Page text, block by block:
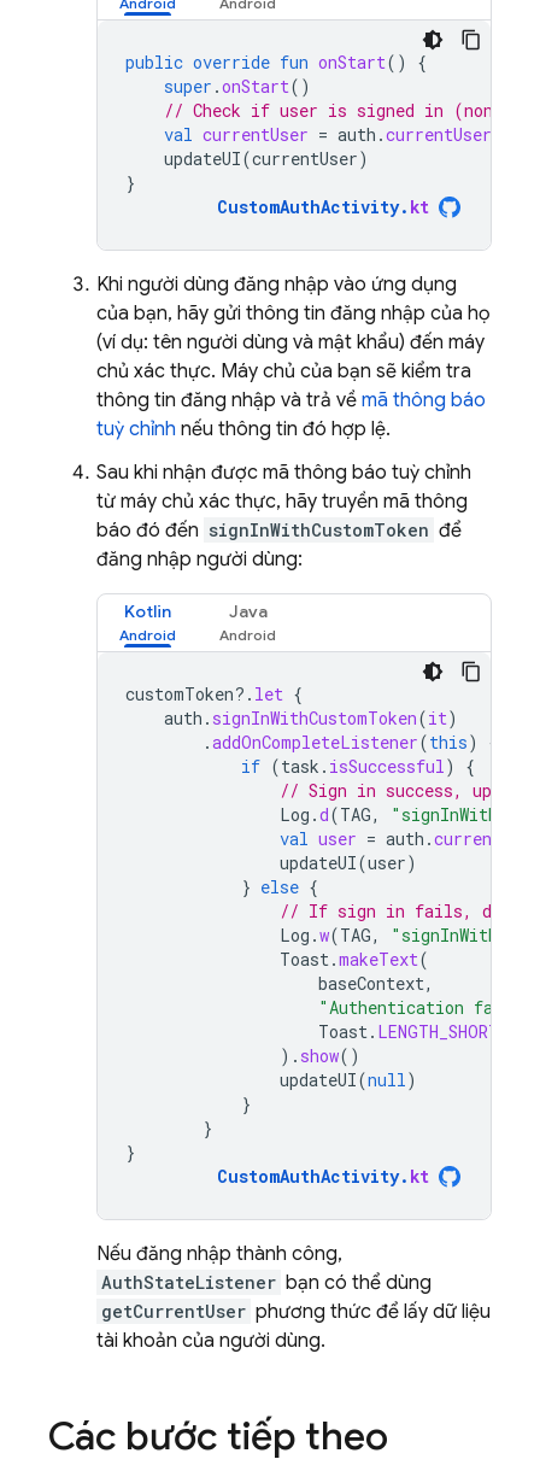
public override fun onStart()
{
super .onStart()
// Check if user is signed in (non-
val currentUser = auth .currentUser
updateUI(currentUser)
}
CustomAuthActivity. kt
Khi người dùng đăng nhập vào ứng dụng
của bạn, hãy gửi thông tin đăng nhập của họ
(ví dụ: tên người dùng và mật khẩu) đến máy
chủ xác thực. Máy chủ của bạn sẽ kiểm tra
thông tin đăng nhập và trả về mã thông báo
tuỳ chỉnh nếu thông tin đó hợp lệ.
Sau khi nhận được mã thông báo tuỳ chỉnh
từ máy chủ xác thực, hãy truyền mã thông
báo đó đến signInWithCustomToken để
đăng nhập người dùng:
Kotlin Java
customToken?. let {
auth . signInWithCustomToken(it)
.addOnCompleteListener(this) {
if (task . isSuccessful)
{
// Sign in success,
Log .d(TAG,
val user = auth .currentUser
updateUI(user)
} else {
// If sign in fails, display
Log .w(TAG,
Toast.makeText(
baseContext,
"Authentication
Toast. LENGTH_SHORT
). show()
updateUI(null)
}
}
}
CustomAuthActivity. kt
Nếu đăng nhập thành công,
AuthStateListener bạn có thể dùng
getCurrentUser phương thức để lấy dữ liệu
tài khoản của người dùng.
Các bước tiếp theo